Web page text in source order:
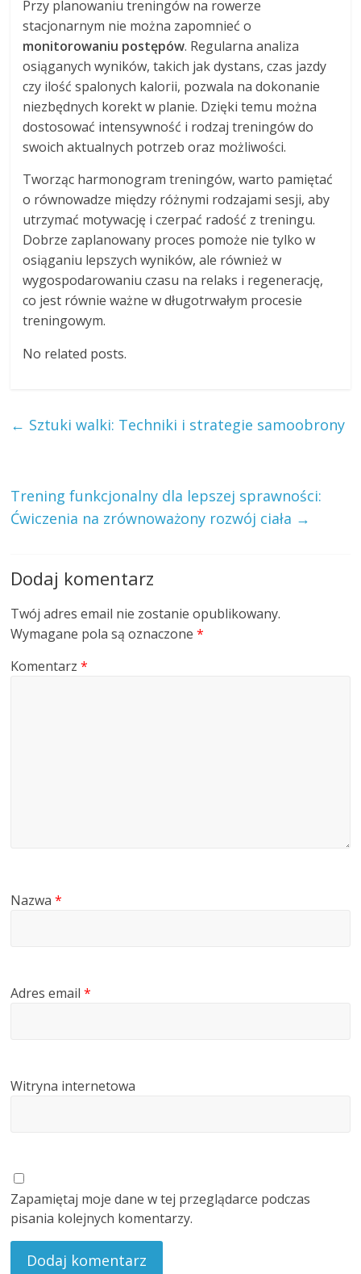
Przy planowaniu treningów na rowerze
stacjonarnym nie można zapomnieć o
monitorowaniu postępów. Regularna analiza
osiąganych wyników, takich jak dystans, czas jazdy
czy ilość spalonych kalorii, pozwala na dokonanie
niezbędnych korekt w planie. Dzięki temu można
dostosować intensywność i rodzaj treningów do
swoich aktualnych potrzeb oraz możliwości.
Tworząc harmonogram treningów, warto pamiętać
o równowadze między różnymi rodzajami sesji, aby
utrzymać motywację i czerpać radość z treningu.
Dobrze zaplanowany proces pomoże nie tylko w
osiąganiu lepszych wyników, ale również w
wygospodarowaniu czasu na relaks i regenerację,
co jest równie ważne w długotrwałym procesie
treningowym.
No related posts.
← Sztuki walki: Techniki i strategie samoobrony
Trening funkcjonalny dla lepszej sprawności:
Ćwiczenia na zrównoważony rozwój ciała →
Dodaj komentarz
Twój adres email nie zostanie opublikowany.
Wymagane pola są oznaczone*
Komentarz*
Nazwa*
Adres email*
Witryna internetowa
Zapamiętaj moje dane w tej przeglądarce podczas
pisania kolejnych komentarzy.